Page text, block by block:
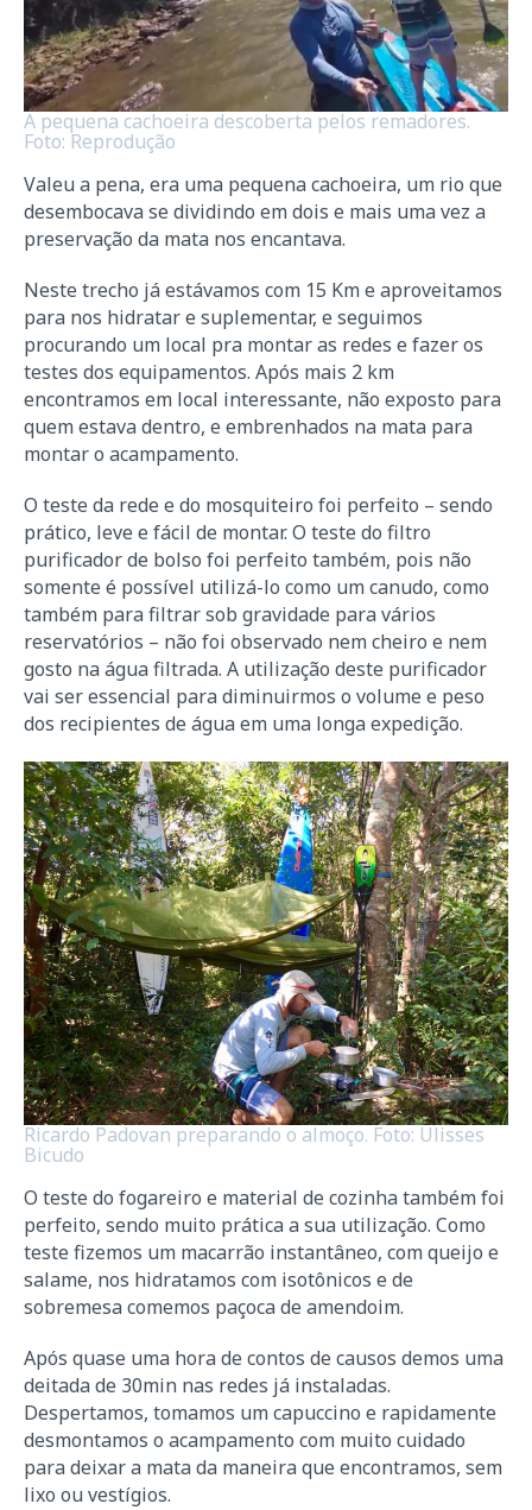
A pequena cachoeira descoberta pelos remadores.
Foto: Reprodução
Valeu a pena, era uma pequena cachoeira, um rio que
desembocava se dividindo em dois e mais uma vez a
preservação da mata nos encantava.
Neste trecho já estávamos com 15 Km e aproveitamos
para nos hidratar e suplementar, e seguimos
procurando um local pra montar as redes e fazer os
testes dos equipamentos. Após mais 2 km
encontramos em local interessante, não exposto para
quem estava dentro, e embrenhados na mata para
montar o acampamento.
O teste da rede e do mosquiteiro foi perfeito – sendo
prático, leve e fácil de montar. O teste do filtro
purificador de bolso foi perfeito também, pois não
somente é possível utilizá-lo como um canudo, como
também para filtrar sob gravidade para vários
reservatórios – não foi observado nem cheiro e nem
gosto na água filtrada. A utilização deste purificador
vai ser essencial para diminuirmos o volume e peso
dos recipientes de água em uma longa expedição.
Ricardo Padovan preparando o almoço. Foto: Ulisses
Bicudo
O teste do fogareiro e material de cozinha também foi
perfeito, sendo muito prática a sua utilização. Como
teste fizemos um macarrão instantâneo, com queijo e
salame, nos hidratamos com isotônicos e de
sobremesa comemos paçoca de amendoim.
Após quase uma hora de contos de causos demos uma
deitada de 30min nas redes já instaladas.
Despertamos, tomamos um capuccino e rapidamente
desmontamos o acampamento com muito cuidado
para deixar a mata da maneira que encontramos, sem
lixo ou vestígios.